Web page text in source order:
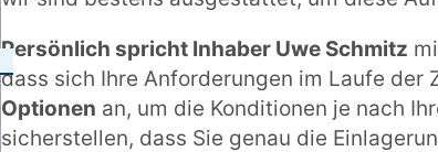
Persönlich spricht Inhaber Uwe Schmitz
dass sich Ihre Anforderungen im Laufe der
Optionen an, um die Konditionen je nach
sicherstellen, dass Sie genau die